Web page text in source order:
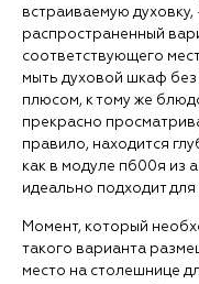
встраиваемую духовку,
распространенный
соответствующего
мыть духовой шкаф
плюсом, к тому же
прекрасно
правило, находится
как в модуле п600я из
идеально подходит
Момент, который
такого варианта
место на столешнице